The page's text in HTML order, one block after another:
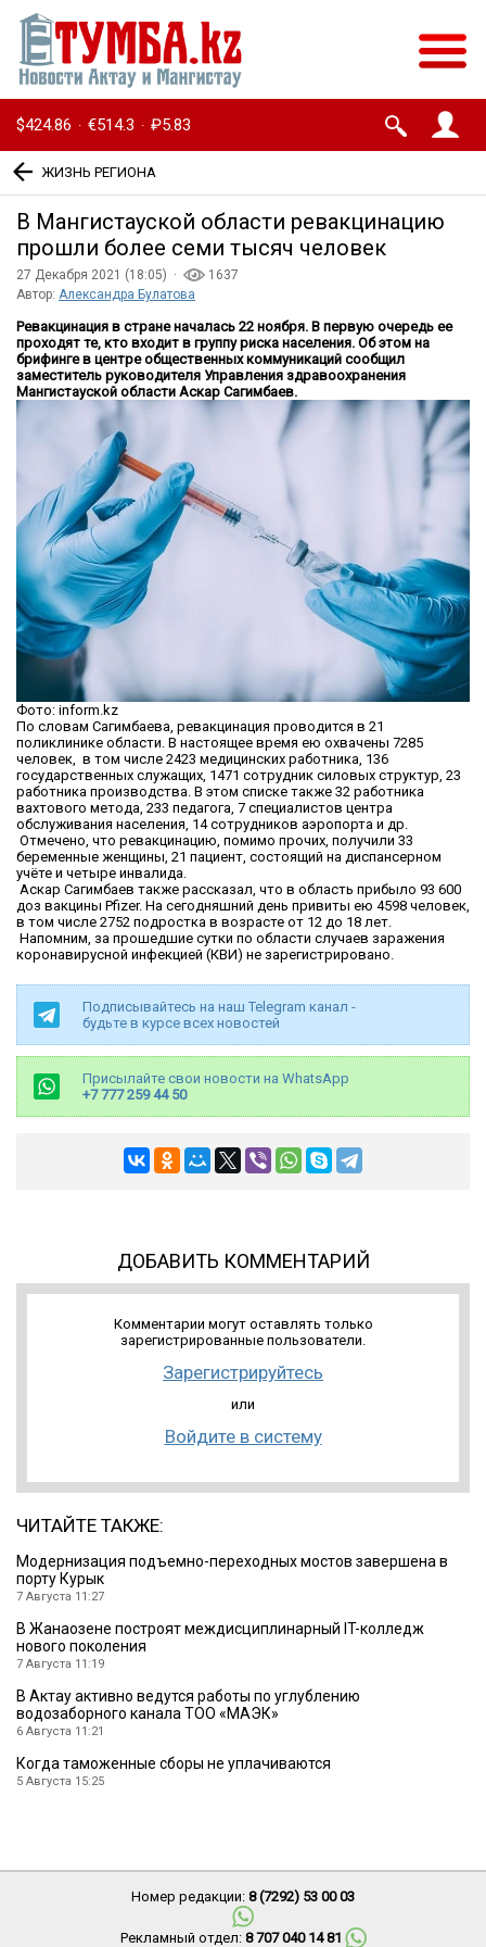
$424.86 · €514.3 · ₽5.83
ЖИЗНЬ РЕГИОНА
В Мангистауской области ревакцинацию
прошли более семи тысяч человек
27 Декабря 2021 (18:05) ·
1637
Автор: Александра Булатова
Ревакцинация в стране началась 22 ноября. В первую очередь ее
проходят те, кто входит в группу риска населения. Об этом на
брифинге в центре общественных коммуникаций сообщил
заместитель руководителя Управления здравоохранения
Мангистауской области Аскар Сагимбаев.
Фото: inform.kz
По словам Сагимбаева, ревакцинация проводится в 21
поликлинике области. В настоящее время ею охвачены 7285
человек, в том числе 2423 медицинских работника, 136
государственных служащих, 1471 сотрудник силовых структур, 23
работника производства. В этом списке также 32 работника
вахтового метода, 233 педагога, 7 специалистов центра
обслуживания населения, 14 сотрудников аэропорта и др.
Отмечено, что ревакцинацию, помимо прочих, получили 33
беременные женщины, 21 пациент, состоящий на диспансерном
учёте и четыре инвалида.
Аскар Сагимбаев также рассказал, что в область прибыло 93 600
доз вакцины Pfizer. На сегодняшний день привиты ею 4598 человек,
в том числе 2752 подростка в возрасте от 12 до 18 лет.
Напомним, за прошедшие сутки по области случаев заражения
коронавирусной инфекцией (КВИ) не зарегистрировано.
Подписывайтесь на наш Telegram канал -
будьте в курсе всех новостей
Присылайте свои новости на WhatsApp
+7 777 259 44 50
ДОБАВИТЬ КОММЕНТАРИЙ
Комментарии могут оставлять только
зарегистрированные пользователи.
Зарегистрируйтесь
или
Войдите в систему
ЧИТАЙТЕ ТАКЖЕ:
Модернизация подъемно-переходных мостов завершена в
порту Курык
7 Августа 11:27
В Жанаозене построят междисциплинарный IT-колледж
нового поколения
7 Августа 11:19
В Актау активно ведутся работы по углублению
водозаборного канала ТОО «МАЭК»
6 Августа 11:21
Когда таможенные сборы не уплачиваются
5 Августа 15:25
Номер редакции: 8 (7292) 53 00 03
Рекламный отдел: 8 707 040 14 81